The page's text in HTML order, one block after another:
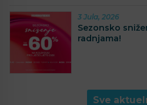
3 Jula, 2026
Sezonsko
radnjama!
Sve